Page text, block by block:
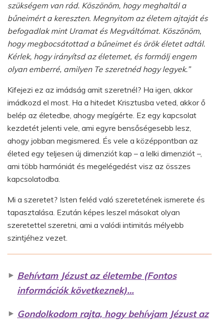
szükségem van rád. Köszönöm, hogy meghaltál a
bűneimért a kereszten. Megnyitom az életem ajtaját és
befogadlak mint Uramat és Megváltómat. Köszönöm,
hogy megbocsátottad a bűneimet és örök életet adtál.
Kérlek, hogy irányítsd az életemet, és formálj engem
olyan emberré, amilyen Te szeretnéd hogy legyek.”
Kifejezi ez az imádság amit szeretnél? Ha igen, akkor
imádkozd el most. Ha a hitedet Krisztusba veted, akkor ő
belép az életedbe, ahogy megígérte. Ez egy kapcsolat
kezdetét jelenti vele, ami egyre bensőségesebb lesz,
ahogy jobban megismered. És vele a középpontban az
életed egy teljesen új dimenziót kap – a lelki dimenziót –,
ami több harmóniát és megelégedést visz az összes
kapcsolatodba.
Mi a szeretet? Isten feléd való szeretetének ismerete és
tapasztalása. Ezután képes leszel másokat olyan
szeretettel szeretni, ami a valódi intimitás mélyebb
szintjéhez vezet.
► Behívtam Jézust az életembe (Fontos
információk következnek)…
► Gondolkodom rajta, hogy behívjam Jézust az